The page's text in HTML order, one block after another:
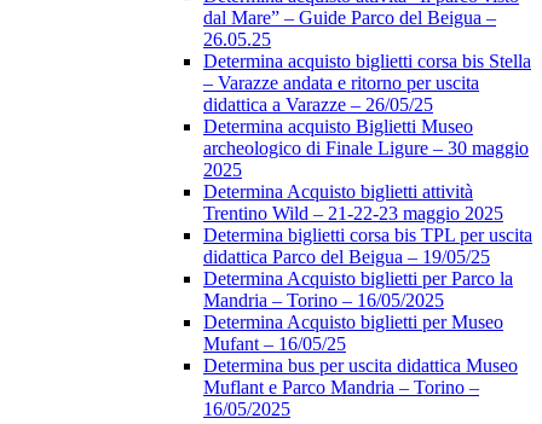
dal Mare” – Guide Parco del Beigua –
26.05.25
Determina acquisto biglietti corsa bis Stella
– Varazze andata e ritorno per uscita
didattica a Varazze – 26/05/25
Determina acquisto Biglietti Museo
archeologico di Finale Ligure – 30 maggio
2025
Determina Acquisto biglietti attività
Trentino Wild – 21-22-23 maggio 2025
Determina biglietti corsa bis TPL per uscita
didattica Parco del Beigua – 19/05/25
Determina Acquisto biglietti per Parco la
Mandria – Torino – 16/05/2025
Determina Acquisto biglietti per Museo
Mufant – 16/05/25
Determina bus per uscita didattica Museo
Muflant e Parco Mandria – Torino –
16/05/2025